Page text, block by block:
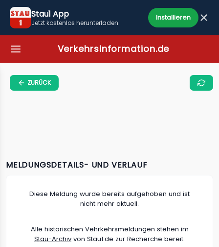
Stau1 App
Jetzt kostenlos herunterladen
Installieren
Verkehrsinformation.de
ZURÜCK
MELDUNGSDETAILS- UND VERLAUF
Diese Meldung wurde bereits aufgehoben und ist
nicht mehr aktuell.
Alle historischen Vehrkehrsmeldungen stehen im
Stau-Archiv von Stau1.de zur Recherche bereit.